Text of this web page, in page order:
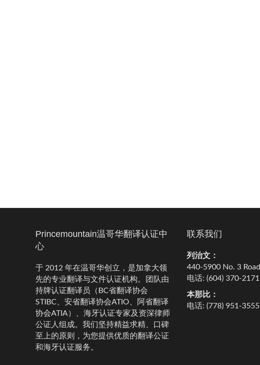
Princemountain温哥华翻译认证中
心
于 2012 年在温哥华创立，是加拿大领
先的专业翻译与文件认证机构。团队由
持牌认证翻译员（BC省翻译协会
STIBC、安省翻译协会ATIO、阿省翻译
协会ATIA）、海牙认证专家及资深律师
公证人组成。我们坚持精益求精、口碑
至上的原则，为您提供优质的翻译公证
和海牙认证服务。
联系我们
列治文：
440-5900 No. 3 Road
电话: (604) 370-2171
本那比：
电话: (778) 951-3555